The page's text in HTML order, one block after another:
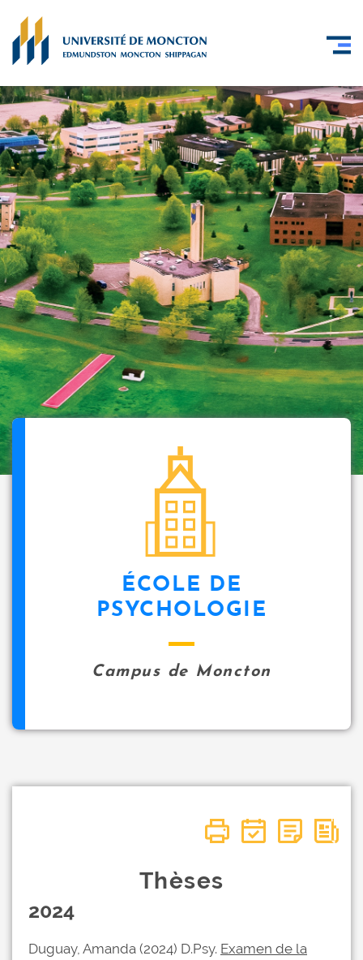
ÉCOLE DE
PSYCHOLOGIE
Campus de Moncton
Thèses
2024
Duguay, Amanda (2024) D.Psy. Examen de la